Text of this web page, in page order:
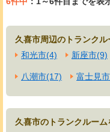
久喜市周辺のトランクル
和光市(4)
新座市(9)
八潮市(17) 富士見
久喜市のトランクルー